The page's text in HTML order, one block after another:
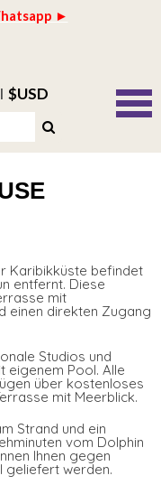
►
$USD
Karibikküste befindet
entfernt. Diese
mit
einen direkten Zugang
Studios und
eigenem Pool. Alle
über kostenloses
mit Meerblick.
Strand und ein
vom Dolphin
Ihnen gegen
geliefert werden.